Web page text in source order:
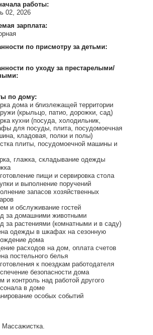
работы:
02, 2026
зарплата:
по присмотру за детьми:
по уходу за престарелыми/
по дому:
дома и близлежащей территории
(крыльцо, патио, дорожки, сад)
кухни (посуда, холодильник,
для посуды, плита, посудомоечная
кладовая, полки и полы)
плиты, посудомоечной машины и
глажка, складывание одежды
пищи и сервировка стола
и выполнение поручений
запасов хозяйственных
и обслуживание гостей
за домашними животными
за растениями (комнатными и в саду)
одежды в шкафах на сезонную
дома
расходов на дом, оплата счетов
постельного белья
к поездкам работодателя
безопасности дома
и контроль над работой другого
в доме
особых событий